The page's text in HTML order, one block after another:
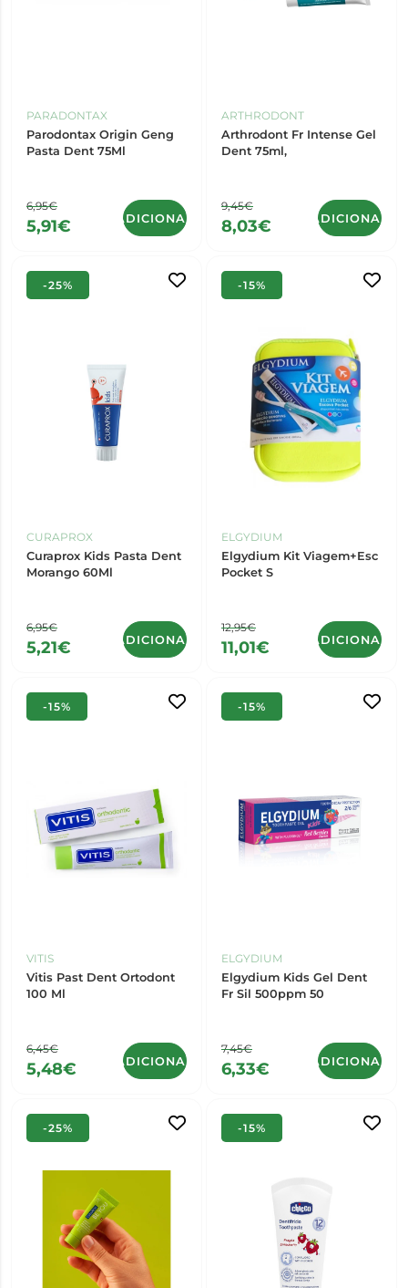
PARADONTAX
Parodontax Origin Geng
Pasta Dent 75Ml
6,95€
5,91€ ADICIONAR
ARTHRODONT
Arthrodont Fr Intense Gel
Dent 75ml,
9,45€
8,03€ ADICIONAR
-25%
CURAPROX
Curaprox Kids Pasta Dent
Morango 60Ml
6,95€
5,21€ ADICIONAR
-15%
ELGYDIUM
Elgydium Kit Viagem+Esc
Pocket S
12,95€
11,01€ ADICIONAR
-15%
VITIS
Vitis Past Dent Ortodont
100 Ml
6,45€
5,48€ ADICIONAR
-15%
ELGYDIUM
Elgydium Kids Gel Dent
Fr Sil 500ppm 50
7,45€
6,33€ ADICIONAR
-25% -15%